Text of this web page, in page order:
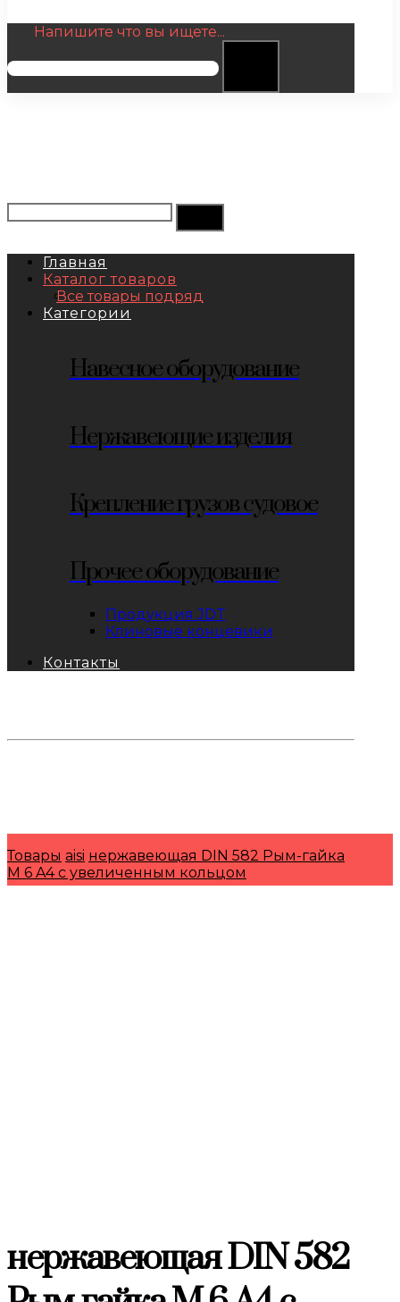
Напишите что вы ищете...
Главная
Каталог товаров
Все товары подряд
Категории
Навесное оборудование
Нержавеющие изделия
Крепление грузов судовое
Прочее оборудование
Продукция JDT
Клиновые концевики
Контакты
Товары aisi нержавеющая DIN 582 Рым-гайка
M 6 A4 с увеличенным кольцом
нержавеющая DIN 582